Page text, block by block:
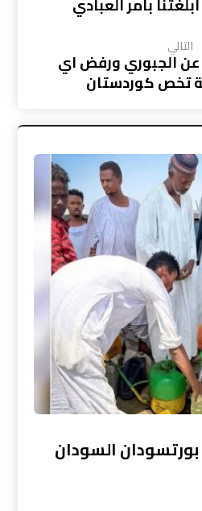
التالي
عن الجبوري ورفض اي
تخص كوردستان
السودان